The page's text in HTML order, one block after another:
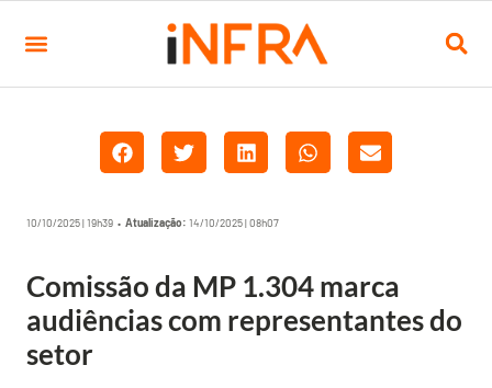
10/10/2025 | 19h39 • Atualização: 14/10/2025 | 08h07
Comissão da MP 1.304 marca
audiências com representantes do
setor